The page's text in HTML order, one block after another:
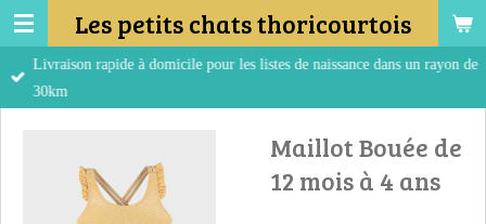
Passer
au
contenu
Les petits chats thoricourtois
Livraison rapide à domicile pour les listes de naissance dans un rayon de
30km
Maillot Bouée de
12 mois à 4 ans